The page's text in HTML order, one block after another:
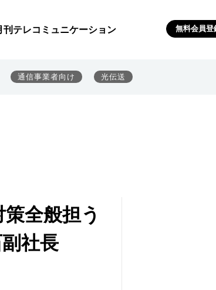
刊テレコミュニケーション 無料会員登
通信事業者向け 光伝送
全般担う
社長